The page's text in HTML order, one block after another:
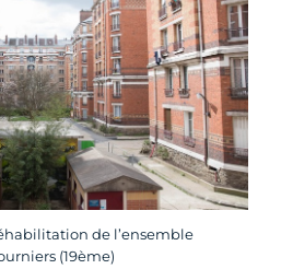
de l’ensemble
(19ème)